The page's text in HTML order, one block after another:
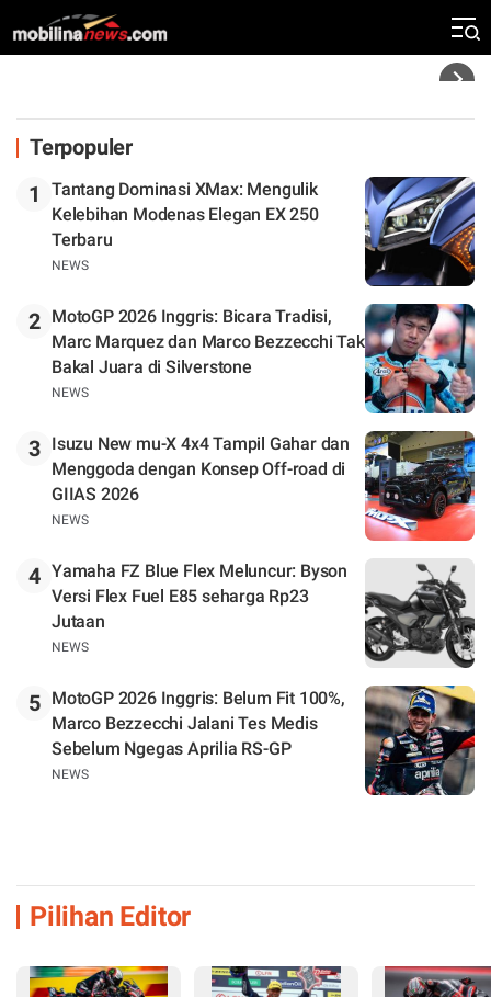
Klasemen
Terpopuler
1
Tantang Dominasi XMax: Mengulik
Kelebihan Modenas Elegan EX 250
Terbaru
NEWS
2
MotoGP 2026 Inggris: Bicara Tradisi,
Marc Marquez dan Marco Bezzecchi Tak
Bakal Juara di Silverstone
NEWS
3
Isuzu New mu-X 4x4 Tampil Gahar dan
Menggoda dengan Konsep Off-road di
GIIAS 2026
NEWS
4 Yamaha FZ Blue Flex Meluncur: Byson
Versi Flex Fuel E85 seharga Rp23
Jutaan
NEWS
5
MotoGP 2026 Inggris: Belum Fit 100%,
Marco Bezzecchi Jalani Tes Medis
Sebelum Ngegas Aprilia RS-GP
NEWS
Pilihan Editor